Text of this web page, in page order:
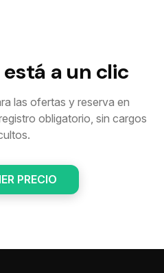
a un clic
las ofertas y reserva en
obligatorio, sin cargos
PRECIO